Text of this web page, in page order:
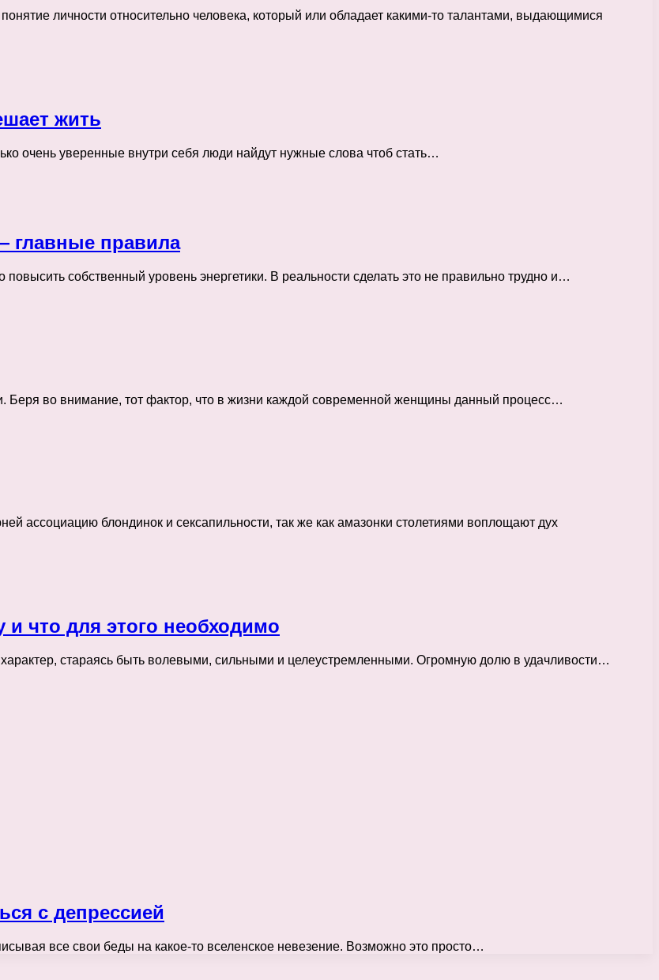
личности относительно человека, который или обладает какими-то талантами, выдающимися
жить
очень уверенные внутри себя люди найдут нужные слова чтоб стать…
главные правила
собственный уровень энергетики. В реальности сделать это не правильно трудно и…
Беря во внимание, тот фактор, что в жизни каждой современной женщины данный процесс…
ассоциацию блондинок и сексапильности, так же как амазонки столетиями воплощают дух
и что для этого необходимо
стараясь быть волевыми, сильными и целеустремленными. Огромную долю в удачливости…
с депрессией
все свои беды на какое-то вселенское невезение. Возможно это просто…